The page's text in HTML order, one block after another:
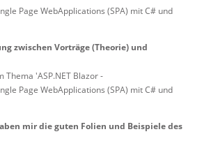
Page WebApplications (SPA) mit C# und
zwischen Vorträge (Theorie) und
Thema 'ASP.NET Blazor -
Page WebApplications (SPA) mit C# und
mir die guten Folien und Beispiele des